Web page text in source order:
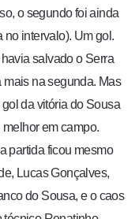
o segundo foi ainda
intervalo). Um gol.
salvado o Serra
mais na segunda. Mas
da vitória do Sousa
em campo.
partida ficou mesmo
Lucas Gonçalves,
do Sousa, e o caos